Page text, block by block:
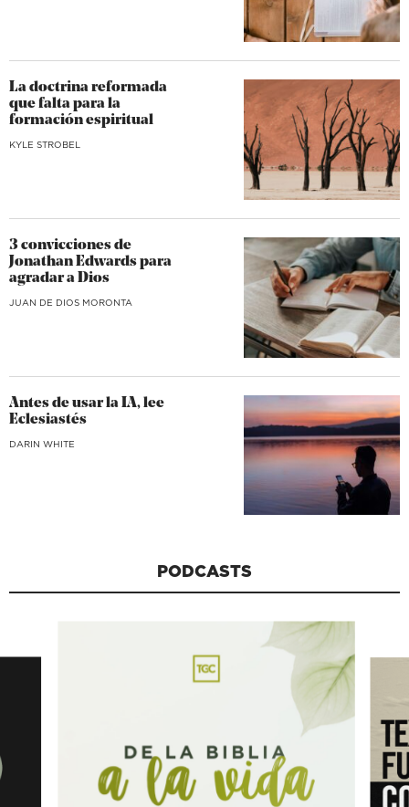
La doctrina reformada
que falta para la
formación espiritual
KYLE STROBEL
3 convicciones de
Jonathan Edwards para
agradar a Dios
JUAN DE DIOS MORONTA
Antes de usar la IA, lee
Eclesiastés
DARIN WHITE
PODCASTS